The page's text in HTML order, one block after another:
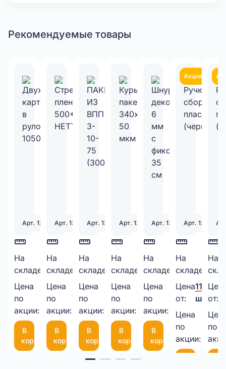
Рекомендуемые товары
Арт. 130979
Двухслойный
картон
в
рулоне
1050*25М
На
складе:
91
шт.
Цена
по
акции:
1 000,00 ₽/
шт.
В
корзину
Арт. 130340
Стрейч-
пленка
500*20МКМ*1,3кг
НЕТТО
На
складе:
261
шт.
Цена
по
акции:
335,00 ₽/
шт.
В
корзину
Арт. 131251
ПАКЕТ
ИЗ
ВПП
3-
10-
75
(300*200мм)
На
складе:
3343
шт.
Цена
по
акции:
6,50 ₽/
шт.
В
корзину
Арт. 131398
Курьерский
пакет
340х460
50
мкм
На
складе:
1469
шт.
Цена
по
акции:
8,45 ₽/
шт.
В
корзину
Арт. 131552
Шнур
декоративный
6
мм
с
фиксатором
35
см
На
складе:
500
шт.
Цена
по
акции:
4,00 ₽/
шт.
В
корзину
Акция
Арт. 130342
Ручка
сборная
(черная)
На
складе:
10013
шт.
Цена
от:
11,00 ₽/
шт.
Цена
по
акции:
9,00
шт.
На
от:
по